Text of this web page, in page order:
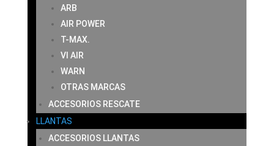
ARB
AIR POWER
T-MAX.
VI AIR
WARN
OTRAS MARCAS
ACCESORIOS RESCATE
LLANTAS
ACCESORIOS LLANTAS